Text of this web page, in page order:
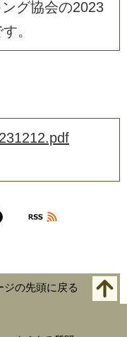
ング協会の2023
す。
ジの先頭に戻る